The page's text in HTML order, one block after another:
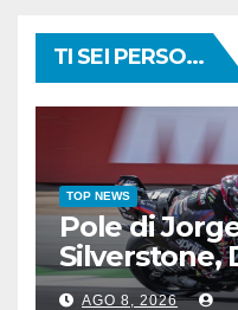
TI SEI PERSO...
TOP NEWS
Pole di
Silverstone,
4°, Bezzecchi
AGO 8, 2026